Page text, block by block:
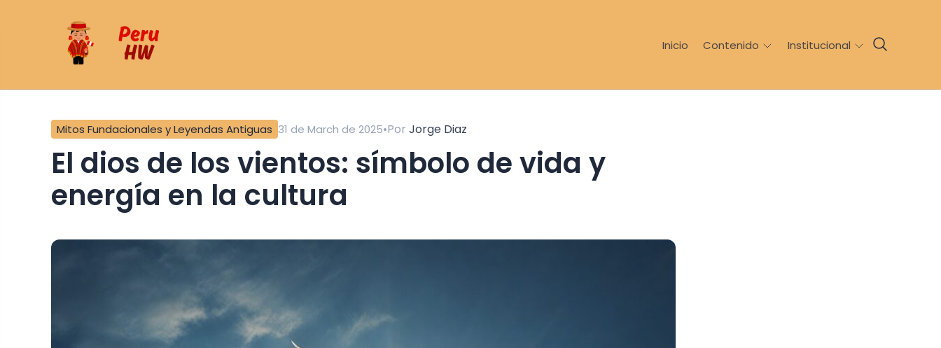
Inicio Contenido Institucional
Mitos Fundacionales y Leyendas Antiguas 31 de March de 2025•Por Jorge Diaz
El dios de los vientos: símbolo de vida y
energía en la cultura